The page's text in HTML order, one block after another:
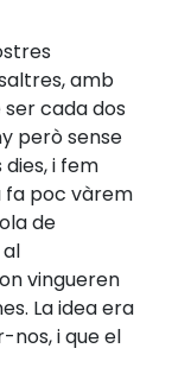
amb
cada dos
però sense
i fem
fa poc vàrem
de
vingueren
La idea era
i que el